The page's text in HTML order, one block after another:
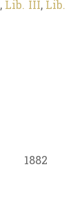
, Lib. III,Lib.
1882